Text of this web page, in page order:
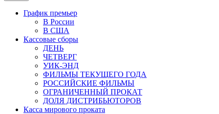
График премьер
В России
В США
Кассовые сборы
ДЕНЬ
ЧЕТВЕРГ
УИК-ЭНД
ФИЛЬМЫ ТЕКУЩЕГО ГОДА
РОССИЙСКИЕ ФИЛЬМЫ
ОГРАНИЧЕННЫЙ ПРОКАТ
ДОЛЯ ДИСТРИБЬЮТОРОВ
Касса мирового проката